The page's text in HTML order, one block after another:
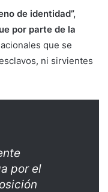
de identidad”,
por parte de la
que se
ni sirvientes
por el